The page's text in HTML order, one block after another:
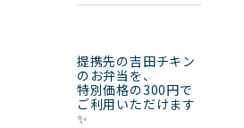
提携先の吉田チキン
のお弁当を、
特別価格の300円で
ご利用いただけます
✨